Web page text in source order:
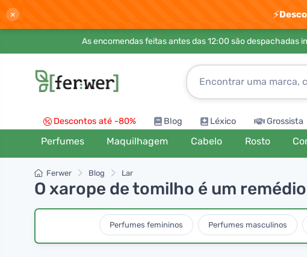
× ⚡
As encomendas feitas antes das 12:00 são despachadas
Descontos até -80% Blog Léxico Grossista
Perfumes Maquilhagem Cabelo Rosto
Ferwer Blog Lar
O xarope de tomilho é um
Perfumes femininos Perfumes masculinos